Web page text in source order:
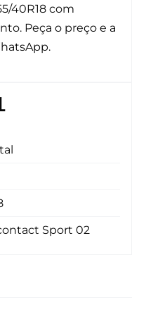
40R18 com
Peça o preço e a
Sport 02